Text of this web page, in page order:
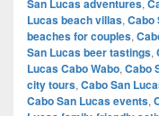
San Lucas adventures,
Lucas beach villas, Cabo
beaches for couples,
San Lucas beer tastings,
Lucas Cabo Wabo, Cabo
city tours, Cabo San
Cabo San Lucas events,